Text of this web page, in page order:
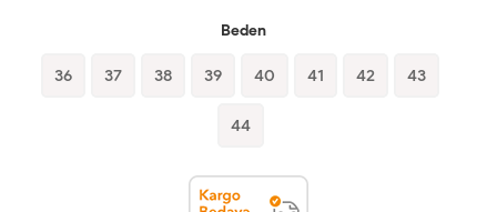
Beden
36 37 38 39 40 41 42 43
44